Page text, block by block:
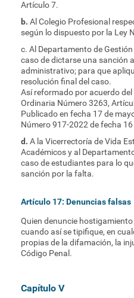
Artículo 7.
b. Al Colegio Profesional
según lo dispuesto por la Ley
c. Al Departamento de
caso de dictarse una sanción
administrativo; para que
resolución final del caso.
Así reformado por acuerdo
Ordinaria Número 3263,
Publicado en fecha 17 de
Número 917-2022 de fecha
d. A la Vicerrectoría de Vida
Académicos y al
caso de estudiantes para lo
sanción por la falta.
Artículo 17: Denuncias falsas
Quien denuncie
cuando así se tipifique, en
propias de la difamación, la
Código Penal.
Capítulo V